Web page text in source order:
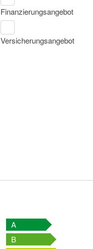
Finanzierungsangebot
Versicherungsangebot
A
B